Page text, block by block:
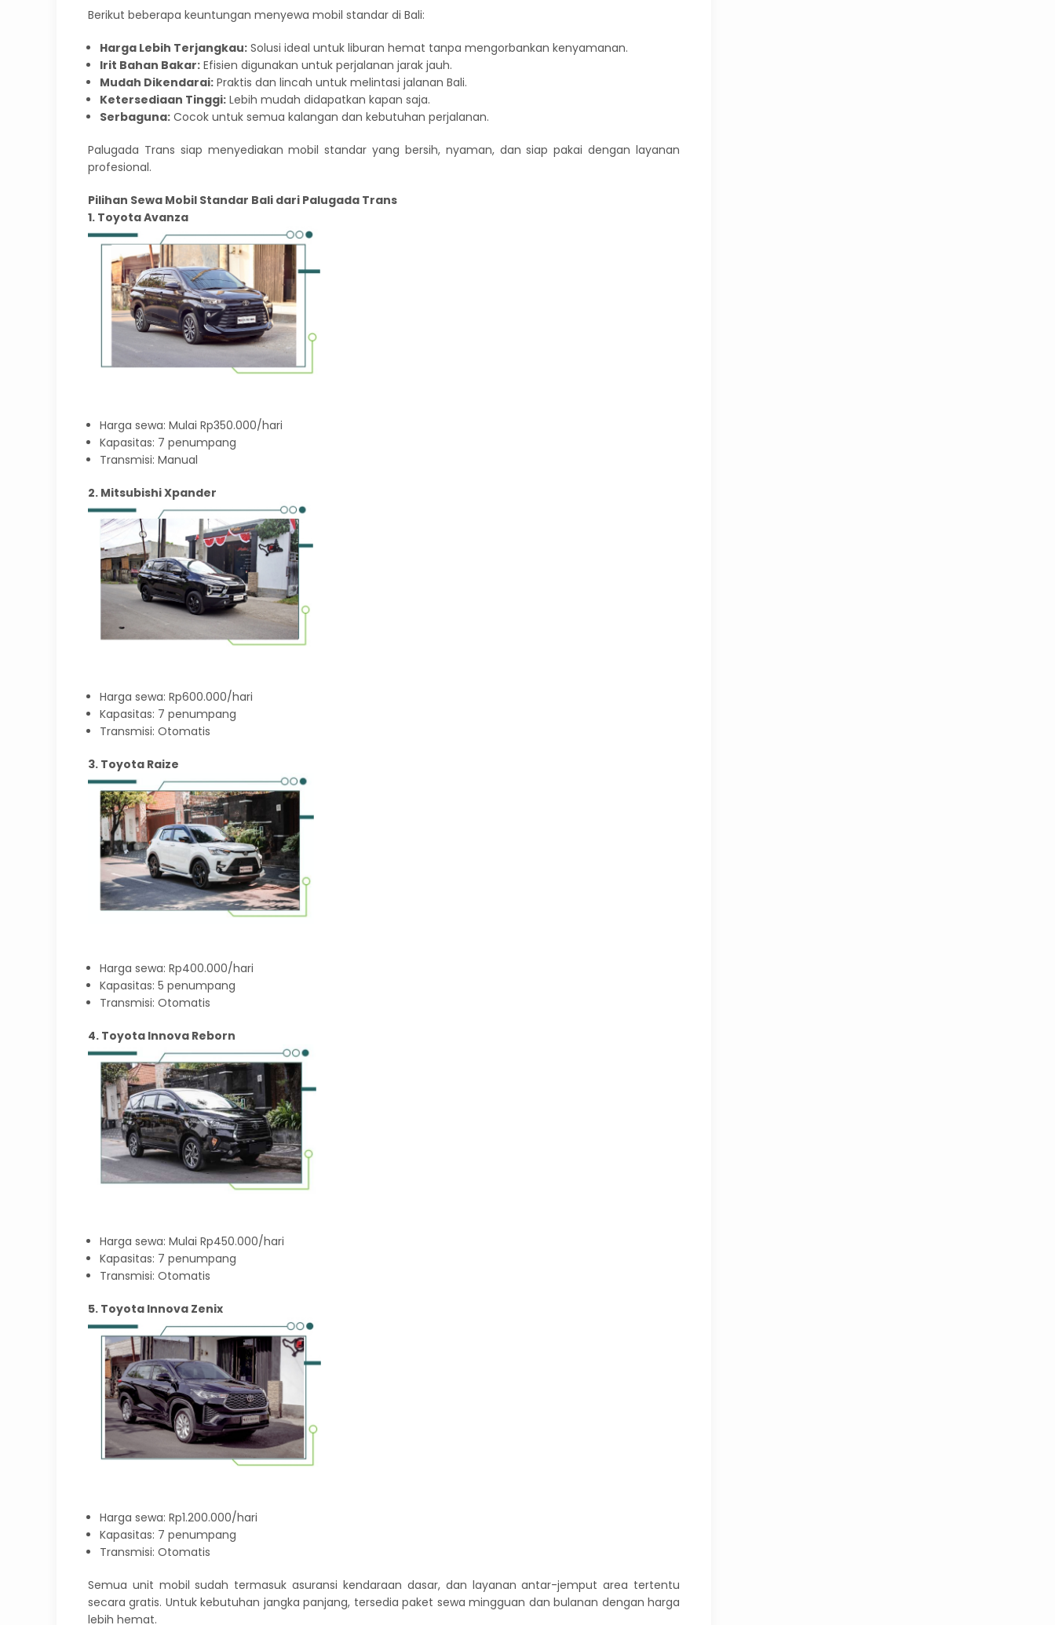
Berikut beberapa keuntungan menyewa mobil standar di Bali:
Harga Lebih Terjangkau: Solusi ideal untuk liburan hemat tanpa mengorbankan kenyamanan.
Irit Bahan Bakar: Efisien digunakan untuk perjalanan jarak jauh.
Mudah Dikendarai: Praktis dan lincah untuk melintasi jalanan Bali.
Ketersediaan Tinggi: Lebih mudah didapatkan kapan saja.
Serbaguna: Cocok untuk semua kalangan dan kebutuhan perjalanan.
Palugada Trans siap menyediakan mobil standar yang bersih, nyaman, dan siap pakai dengan layanan
profesional.
Pilihan Sewa Mobil Standar Bali dari Palugada Trans
1. Toyota Avanza
Harga sewa: Mulai Rp350.000/hari
Kapasitas: 7 penumpang
Transmisi: Manual
2. Mitsubishi Xpander
Harga sewa: Rp600.000/hari
Kapasitas: 7 penumpang
Transmisi: Otomatis
3. Toyota Raize
Harga sewa: Rp400.000/hari
Kapasitas: 5 penumpang
Transmisi: Otomatis
4. Toyota Innova Reborn
Harga sewa: Mulai Rp450.000/hari
Kapasitas: 7 penumpang
Transmisi: Otomatis
5. Toyota Innova Zenix
Harga sewa: Rp1.200.000/hari
Kapasitas: 7 penumpang
Transmisi: Otomatis
Semua unit mobil sudah termasuk asuransi kendaraan dasar, dan layanan antar-jemput area tertentu
secara gratis. Untuk kebutuhan jangka panjang, tersedia paket sewa mingguan dan bulanan dengan harga
lebih hemat.